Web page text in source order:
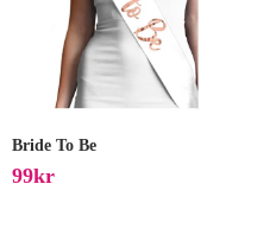
Bride To Be
99Kr